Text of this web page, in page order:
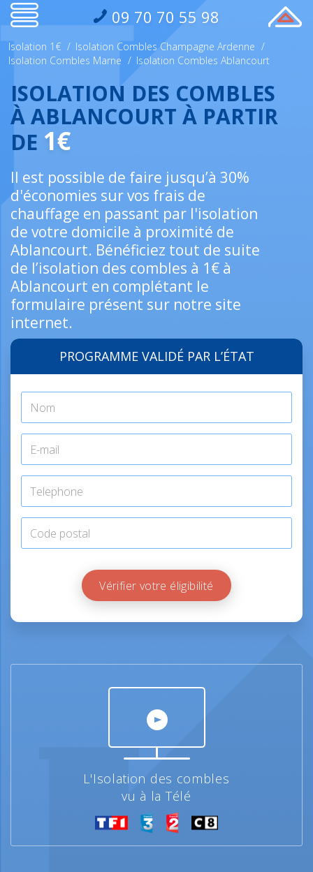
09 70 70 55 98
Isolation 1€ / Isolation Combles Champagne Ardenne /
Isolation Combles Marne / Isolation Combles Ablancourt
ISOLATION DES COMBLES
À ABLANCOURT À PARTIR
DE 1€
Il est possible de faire jusqu’à 30%
d'économies sur vos frais de
chauffage en passant par l'isolation
de votre domicile à proximité de
Ablancourt. Bénéficiez tout de suite
de l’isolation des combles à 1€ à
Ablancourt en complétant le
formulaire présent sur notre site
internet.
PROGRAMME VALIDÉ PAR L’ÉTAT
Vérifier votre éligibilité
L'Isolation des combles
vu à la Télé